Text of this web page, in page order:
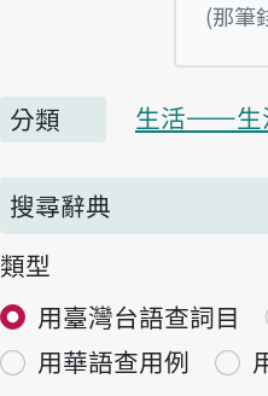
(那筆
分類 生活——生
搜尋辭典
類型
用臺灣台語查詞目
用華語查用例